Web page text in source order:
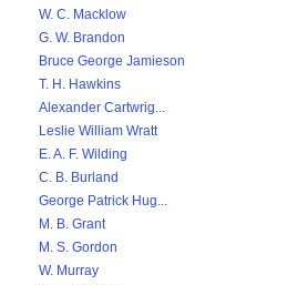
W. C. Macklow
G. W. Brandon
Bruce George Jamieson
T. H. Hawkins
Alexander Cartwrig...
Leslie William Wratt
E. A. F. Wilding
C. B. Burland
George Patrick Hug...
M. B. Grant
M. S. Gordon
W. Murray